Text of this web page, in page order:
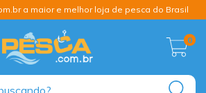
a maior e melhor loja de pesca do Brasil
0